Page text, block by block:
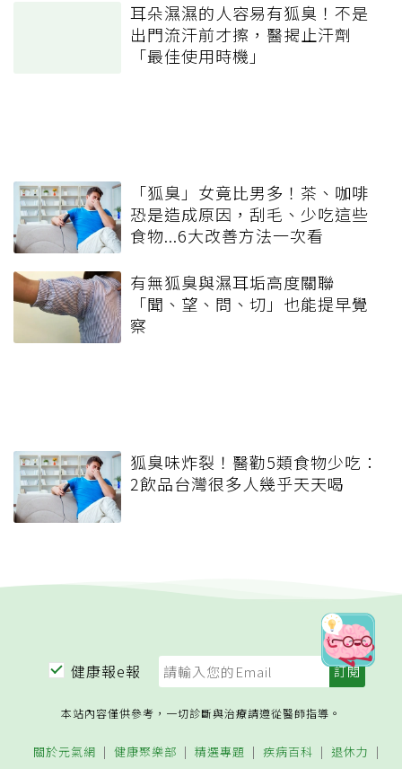
耳朵濕濕的人容易有狐臭！不是
出門流汗前才擦，醫揭止汗劑
「最佳使用時機」
「狐臭」女竟比男多！茶、咖啡
恐是造成原因，刮毛、少吃這些
食物...6大改善方法一次看
有無狐臭與濕耳垢高度關聯
「聞、望、問、切」也能提早覺
察
狐臭味炸裂！醫勸5類食物少吃：
2飲品台灣很多人幾乎天天喝
健康報e報
本站內容僅供參考，一切診斷與治療請遵從醫師指導。
關於元氣網 健康聚樂部 精選專題 疾病百科 退休力